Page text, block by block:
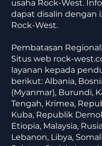
usaha Rock-West.
dapat disalin dengan
Rock-West.
Pembatasan Regional:
Situs web rock-
layanan kepada
berikut: Albania,
(Myanmar), Burundi,
Tengah, Krimea,
Kuba, Republik
Etiopia, Malaysia,
Lebanon, Libya,